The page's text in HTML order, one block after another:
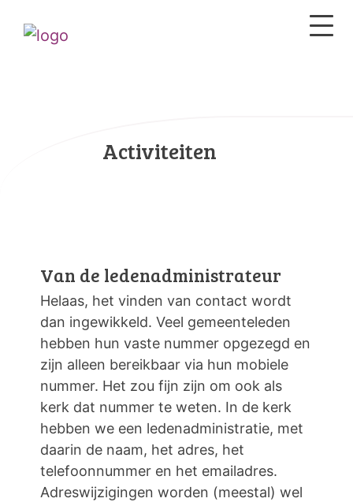
Activiteiten
Van de ledenadministrateur
Helaas, het vinden van contact wordt
dan ingewikkeld. Veel gemeenteleden
hebben hun vaste nummer opgezegd en
zijn alleen bereikbaar via hun mobiele
nummer. Het zou fijn zijn om ook als
kerk dat nummer te weten. In de kerk
hebben we een ledenadministratie, met
daarin de naam, het adres, het
telefoonnummer en het emailadres.
Adreswijzigingen worden (meestal) wel